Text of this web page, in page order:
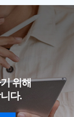
위해
다.